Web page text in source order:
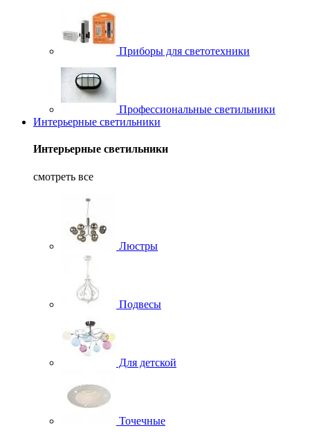
Приборы для светотехники
Профессиональные светильники
Интерьерные светильники
Интерьерные светильники
смотреть все
Люстры
Подвесы
Для детской
Точечные